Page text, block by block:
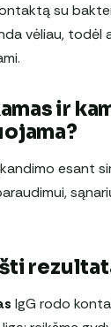
su
vėliau, todėl
ir
esant
IgG rodo